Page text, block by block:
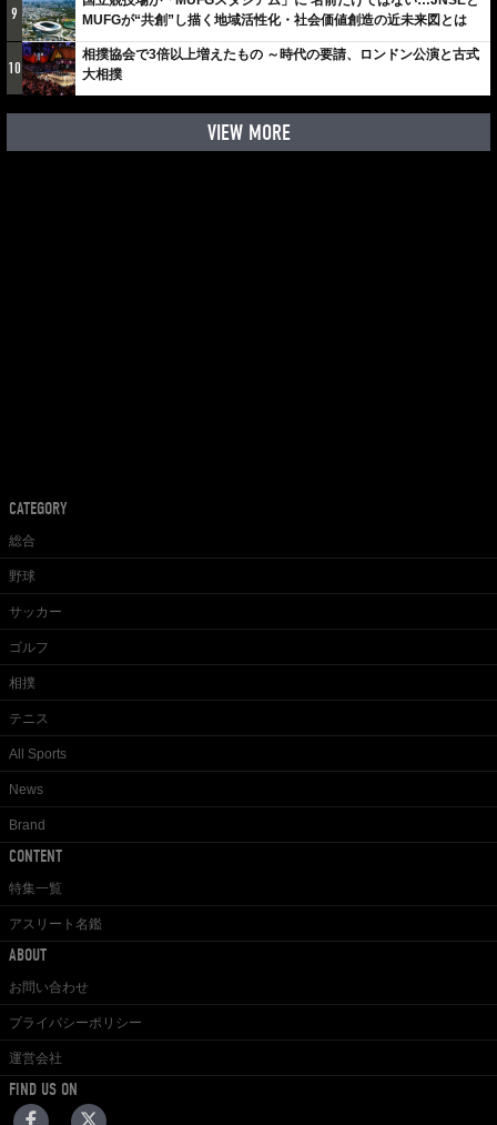
9
MUFGが“共創”し描く地域活性化・社会価値創造の近未来図とは
10
相撲協会で3倍以上増えたもの ～時代の要請、ロンドン公演と古式
大相撲
VIEW MORE
CATEGORY
総合
野球
サッカー
ゴルフ
相撲
テニス
All Sports
News
Brand
CONTENT
特集一覧
アスリート名鑑
ABOUT
お問い合わせ
プライバシーポリシー
運営会社
FIND US ON